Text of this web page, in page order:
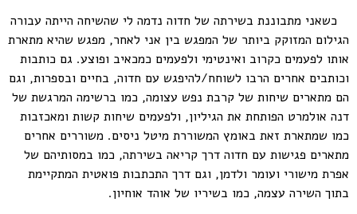
כשאני מתבוננת בשירתה של חדוה נדמה לי שהשיחה הייתה עבורה
הגילום המזוקק ביותר של המפגש בין אני לאחר, מפגש שהיא מתארת
אותו לפעמים כקרוב ואינטימי ולפעמים כמכאיב ופוצע. גם כותבות
וכותבים אחרים הרבו לשוחח/להיפגש עם חדוה, בחיים ובספרות, וגם
הם מתארים שיחות של קרבת נפש עצומה, כמו ברשימה המרגשת של
דנה אולמרט הפותחת את הגיליון, ולפעמים שיחות קשות ומאכזבות
כמו שמתארת זאת באומץ המשוררת מיטל ניסים. משוררים אחרים
מתארים פגישות עם חדוה דרך קריאה בשירתה, כמו במסותיהם של
אפרת מישורי ועומר ולדמן, וגם דרך התכתבות פואטית המתקיימת
בתוך השירה עצמה, כמו בשיריו של אוהד אוחיון.